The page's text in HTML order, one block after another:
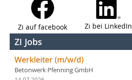
Zi auf facebook Zi bei LinkedIn
ZI Jobs
Werkleiter (m/w/d)
Betonwerk Pfenning GmbH